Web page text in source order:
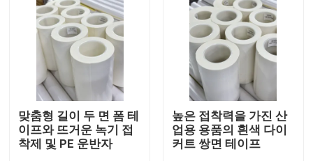
동영상
회사 소개
공장 투어
맞춤형 길이 두 면 폼 테
이프와 뜨거운 녹기 접
착제 및 PE 운반자
높은 접착력을 가진 산
업용 용품의 흰색 다이
커트 쌍면 테이프